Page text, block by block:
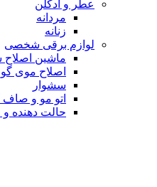
عطر و ادکلن
مردانه
زنانه
لوازم برقی شخصی
ماشین
اصلاح موی
سشوار
اتو مو و صاف
حالت دهنده و